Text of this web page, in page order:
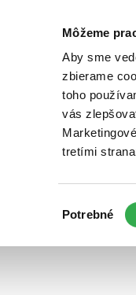
Môžeme
Aby sme
zbierame
toho
vás
tretími
súhlasu
Potrebné
Poukážky